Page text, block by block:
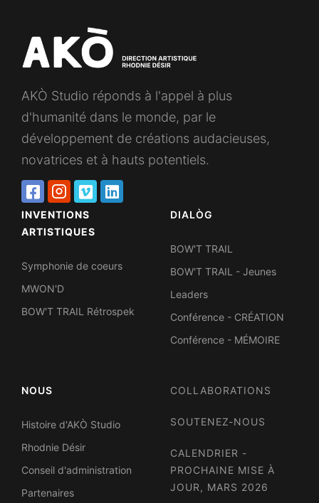
AKÒ Studio réponds à l'appel à plus
d'humanité dans le monde, par le
développement de créations audacieuses,
novatrices et à hauts potentiels.
INVENTIONS
ARTISTIQUES
Symphonie de coeurs
MWON'D
BOW'T TRAIL Rétrospek
DIALÒG
BOW'T TRAIL
BOW'T TRAIL - Jeunes
Leaders
Conférence - CRÉATION
Conférence - MÉMOIRE
NOUS
Histoire d'AKÒ Studio
Rhodnie Désir
Conseil d'administration
Partenaires
COLLABORATIONS
SOUTENEZ-NOUS
CALENDRIER -
PROCHAINE MISE À
JOUR, MARS 2026